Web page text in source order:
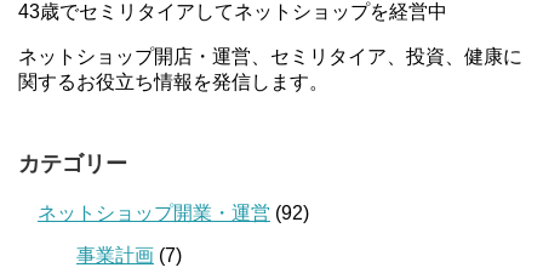
43歳でセミリタイアしてネットショップを経営中
ネットショップ開店・運営、セミリタイア、投資、健康に
関するお役立ち情報を発信します。
カテゴリー
ネットショップ開業・運営 (92)
事業計画 (7)